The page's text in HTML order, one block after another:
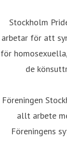
Stockholm
arbetar för att
för
de
Föreningen
allt arbete
Föreningens